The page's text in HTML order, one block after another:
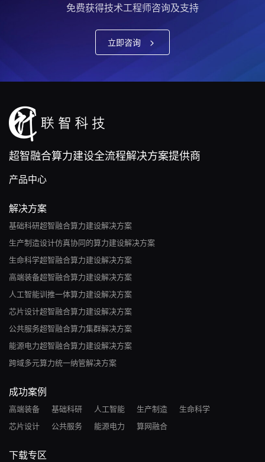
免费获得技术工程师咨询及支持
立即咨询
超智融合算力建设全流程解决方案提供商
产品中心
解决方案
基础科研超智融合算力建设解决方案
生产制造设计仿真协同的算力建设解决方案
生命科学超智融合算力建设解决方案
高端装备超智融合算力建设解决方案
人工智能训推一体算力建设解决方案
芯片设计超智融合算力建设解决方案
公共服务超智融合算力集群解决方案
能源电力超智融合算力建设解决方案
跨域多元算力统一纳管解决方案
成功案例
高端装备 基础科研 人工智能 生产制造
生命科学
芯片设计
公共服务 能源电力 算网融合
下载专区